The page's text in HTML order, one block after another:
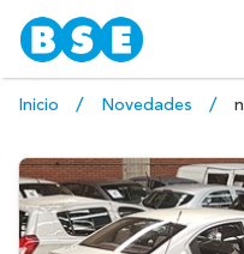
Inicio Novedades